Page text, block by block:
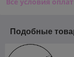
Подобные